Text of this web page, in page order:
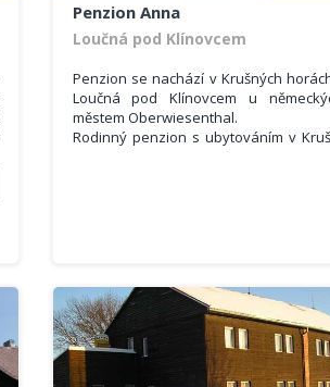
Penzion Anna
Loučná pod Klínovcem
Penzion se nachází v Krušných
Loučná pod Klínovcem u
městem Oberwiesenthal.
Rodinný penzion s ubytováním v
restauraci najdete spoustu starých
předmětů z dob našich babiček v retro
v Krušných horách.